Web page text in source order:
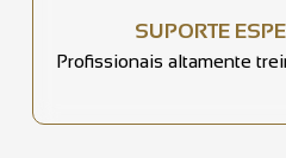
SUPORTE
Profissionais altamente